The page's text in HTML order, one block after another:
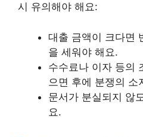
시 유의해야 해요:
대출 금액이 크다면
을 세워야 해요.
수수료나 이자 등의
으면 후에 분쟁의 소
문서가 분실되지 않
요.